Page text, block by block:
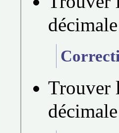
Trouver